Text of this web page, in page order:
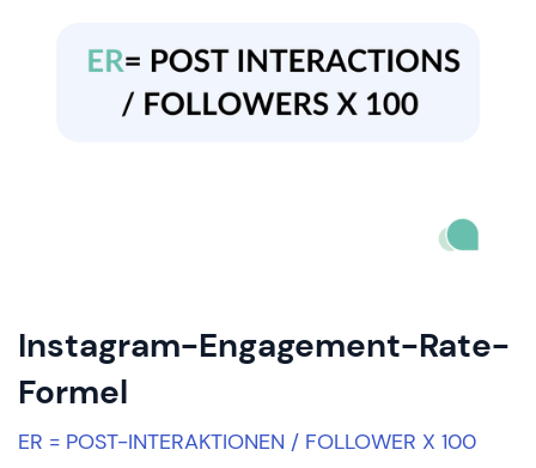
Instagram-Engagement-Rate-
Formel
ER = POST-INTERAKTIONEN / FOLLOWER X 100